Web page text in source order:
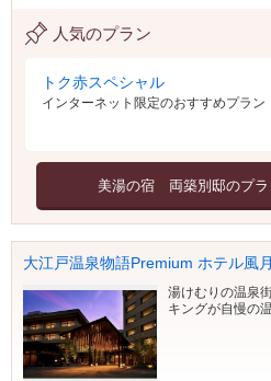
人気のプラン
トク赤スペシャル
インターネット限定のおすすめプラン
美湯の宿 両築別邸のプラ
大江戸温泉物語Premium ホテル風月
湯けむりの温泉
キングが自慢の